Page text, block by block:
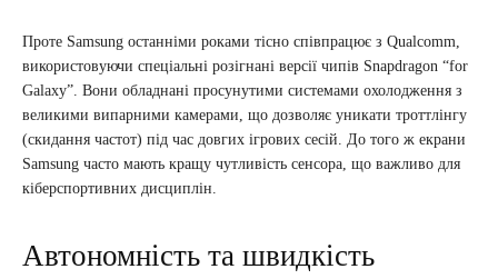
Проте Samsung останніми роками тісно співпрацює з Qualcomm,
використовуючи спеціальні розігнані версії чипів Snapdragon “for
Galaxy”. Вони обладнані просунутими системами охолодження з
великими випарними камерами, що дозволяє уникати троттлінгу
(скидання частот) під час довгих ігрових сесій. До того ж екрани
Samsung часто мають кращу чутливість сенсора, що важливо для
кіберспортивних дисциплін.
Автономність та швидкість